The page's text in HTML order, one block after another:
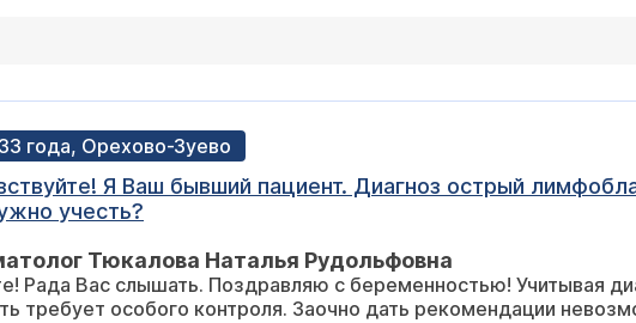
года, Орехово-Зуево
Я Ваш бывший пациент. Диагноз острый
учесть?
Тюкалова Наталья Рудольфовна
Рада Вас слышать. Поздравляю с беременностью! Учитывая
требует особого контроля. Заочно дать рекомендации